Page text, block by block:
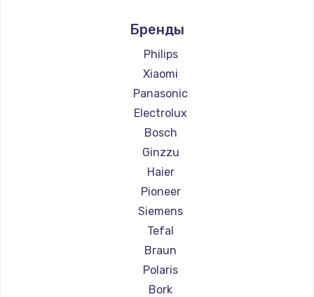
Ремонт парогенераторов Hotpoint Ariston
Ремонт парогенераторов DELTA
Ремонт парогенераторов Silter
Ремонт парогенераторов Chayka
Ремонт парогенераторов Beko
Ремонт парогенераторов Vivitek
Ремонт парогенераторов RED solution
Бренды
Philips
Xiaomi
Panasonic
Electrolux
Bosch
Ginzzu
Haier
Pioneer
Siemens
Tefal
Braun
Polaris
Bork